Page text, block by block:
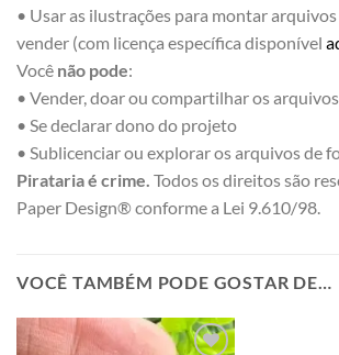
• Usar as ilustrações para montar
vender (com licença específica disponível
Você não pode:
• Vender, doar ou compartilhar os
• Se declarar dono do projeto
• Sublicenciar ou explorar os arquivos de
Pirataria é crime. Todos os direitos são
Paper Design® conforme a Lei 9.610/98.
VOCÊ TAMBÉM PODE GOSTAR DE…